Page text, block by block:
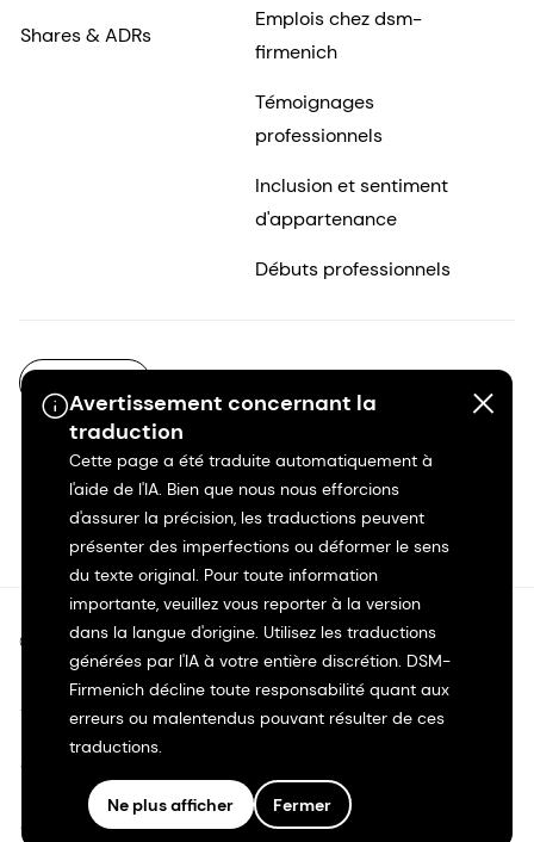
Avertissement concernant la
traduction
Cette page a été traduite automatiquement à
l'aide de l'IA. Bien que nous nous efforcions
d'assurer la précision, les traductions peuvent
présenter des imperfections ou déformer le sens
du texte original. Pour toute information
importante, veuillez vous reporter à la version
dans la langue d'origine. Utilisez les traductions
générées par l'IA à votre entière discrétion. DSM-
Firmenich décline toute responsabilité quant aux
erreurs ou malentendus pouvant résulter de ces
traductions.
Ne plus afficher Fermer
Shares & ADRs
Emplois chez dsm-
firmenich
Témoignages
professionnels
Inclusion et sentiment
d'appartenance
Débuts professionnels
©2026 dsm-firmenich. Tous droits réservés.
Avis de confidentialité
Conditions d'utilisation
Conditions d'utilisation